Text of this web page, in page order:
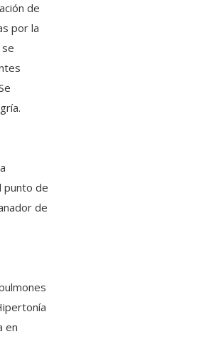
de
por la
punto de
de
en